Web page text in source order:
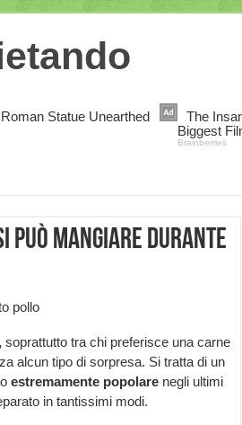
può mangiare durante
soprattutto tra chi preferisce una carne
alcun tipo di sorpresa. Si tratta di un
estremamente popolare negli ultimi
in tantissimi modi.